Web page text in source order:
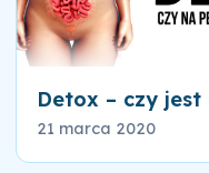
Detox – czy
21 marca 2020